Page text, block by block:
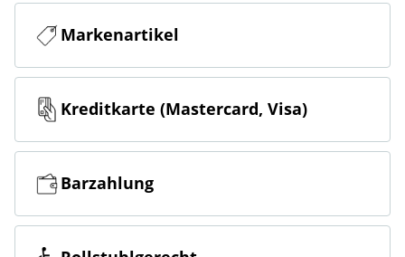
Markenartikel
Kreditkarte (Mastercard, Visa)
Barzahlung